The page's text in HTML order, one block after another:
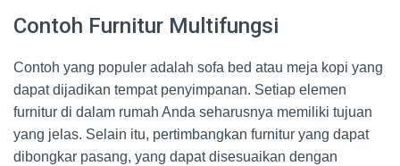
Contoh Furnitur Multifungsi
Contoh yang populer adalah sofa bed atau meja kopi yang
dapat dijadikan tempat penyimpanan. Setiap elemen
furnitur di dalam rumah Anda seharusnya memiliki tujuan
yang jelas. Selain itu, pertimbangkan furnitur yang dapat
dibongkar pasang, yang dapat disesuaikan dengan